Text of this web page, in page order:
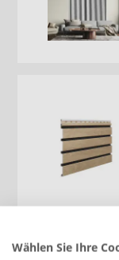
Wählen Sie Ihre